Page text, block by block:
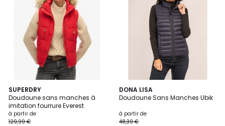
SUPERDRY
Doudoune sans manches à
imitation fourrure Everest
à partir de
129,99 €
2
Couleurs
DONA LISA
Doudoune Sans Manches Ubik
à partir de
48,39 €
3,5
/ 5
6
Couleurs